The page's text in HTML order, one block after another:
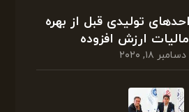
تولیدی قبل از بهره
ارزش افزوده
دسامبر ۱۸, ۲۰۲۰